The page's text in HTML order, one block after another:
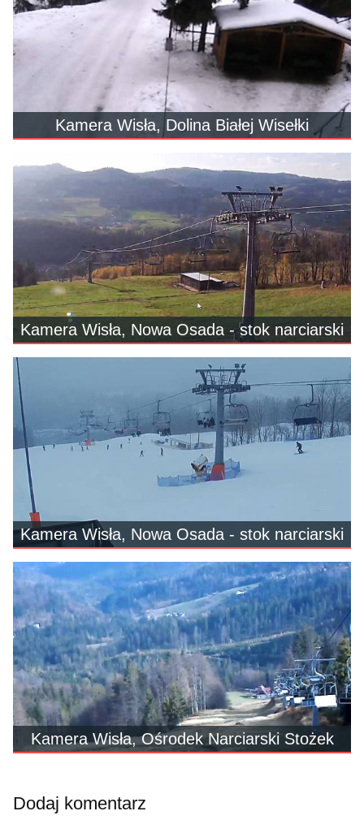
Kamera Wisła, Dolina Białej Wisełki
Kamera Wisła, Nowa Osada - stok narciarski
Kamera Wisła, Nowa Osada - stok narciarski
Kamera Wisła, Ośrodek Narciarski Stożek
Dodaj komentarz